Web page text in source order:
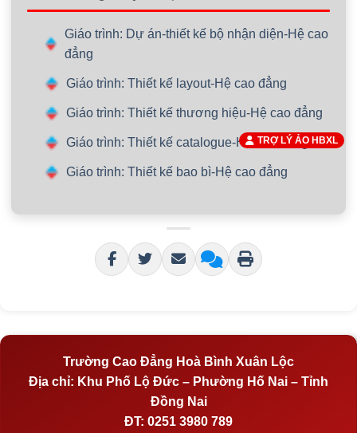
Giáo trình: Dự án-thiết kế bộ nhận diện-Hệ cao
đẳng
Giáo trình: Thiết kế layout-Hệ cao đẳng
Giáo trình: Thiết kế thương hiệu-Hệ cao đẳng
Giáo trình: Thiết kế catalogue-Hệ cao đẳng
Giáo trình: Thiết kế bao bì-Hệ cao đẳng
Trường Cao Đẳng Hoà Bình Xuân Lộc
Địa chỉ: Khu Phố Lộ Đức – Phường Hố Nai – Tỉnh
Đồng Nai
ĐT: 0251 3980 789
TRỢ LÝ ẢO HBXL